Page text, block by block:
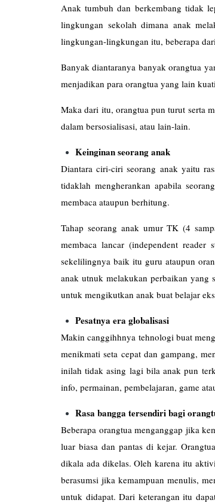
Anak tumbuh dan berkembang tidak
lingkungan sekolah dimana anak
lingkungan-lingkungan itu, beberapa
Banyak diantaranya banyak orangtua
menjadikan para orangtua yang lain
Maka dari itu, orangtua pun turut serta
dalam bersosialisasi, atau lain-lain.
Keinginan seorang anak
Diantara ciri-ciri seorang anak yaitu
tidaklah mengherankan apabila
membaca ataupun berhitung.
Tahap seorang anak umur TK (4
membaca lancar (independent
sekelilingnya baik itu guru ataupun
anak utnuk melakukan perbaikan yang
untuk mengikutkan anak buat belajar
Pesatnya era globalisasi
Makin canggihhnya tehnologi buat
menikmati seta cepat dan gampang,
inilah tidak asing lagi bila anak pun
info, permainan, pembelajaran, game
Rasa bangga tersendiri bagi
Beberapa orangtua menganggap jika
luar biasa dan pantas di kejar.
dikala ada dikelas. Oleh karena itu
berasumsi jika kemampuan menulis,
untuk didapat. Dari keterangan itu